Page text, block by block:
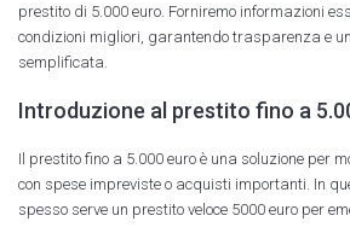
prestito di 5.000 euro. Forniremo informazioni
condizioni migliori, garantendo trasparenza e
semplificata.
Introduzione al prestito fino a
Il prestito fino a 5.000 euro è una soluzione per
con spese impreviste o acquisti importanti. In
spesso serve un prestito veloce 5000 euro per